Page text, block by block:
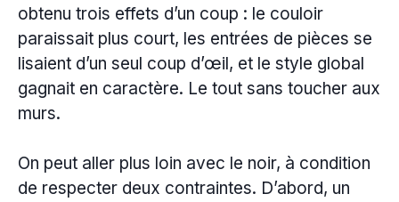
obtenu trois effets d’un coup : le couloir
paraissait plus court, les entrées de pièces se
lisaient d’un seul coup d’œil, et le style global
gagnait en caractère. Le tout sans toucher aux
murs.
On peut aller plus loin avec le noir, à condition
de respecter deux contraintes. D’abord, un